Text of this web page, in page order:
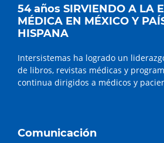
54 años SIRVIENDO A LA
MÉDICA EN MÉXICO Y
HISPANA
Intersistemas ha logrado un
de libros, revistas médicas y
continua dirigidos a médicos y
Comunicación